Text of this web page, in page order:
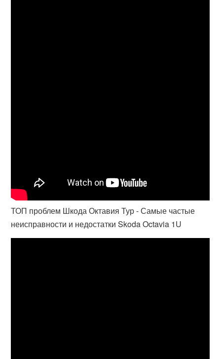
ТОП проблем Шкода Октавия Тур - Самые частые
неисправности и недостатки Skoda Octavia 1U